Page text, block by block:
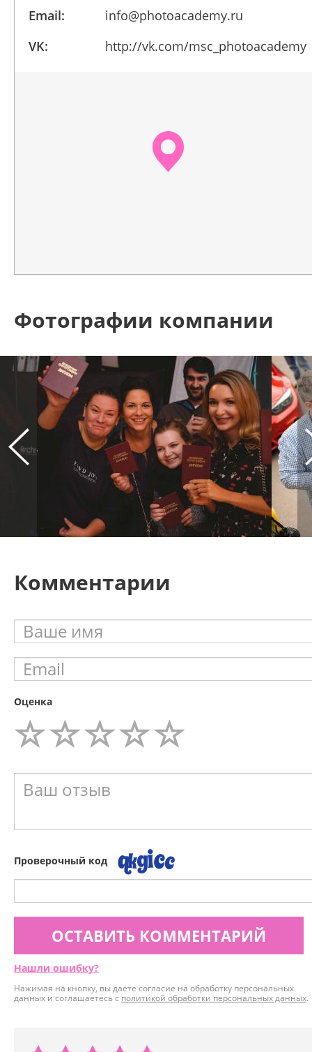
Email:
info@photoacademy.ru
VK:
http://vk.com/msc_photoacademy
Фотографии компании
Комментарии
Оценка
Проверочный код
ОСТАВИТЬ КОММЕНТАРИЙ
Нашли ошибку?
Нажимая на кнопку, вы даёте согласие на обработку персональных
данных и соглашаетесь с политикой обработки персональных данных.